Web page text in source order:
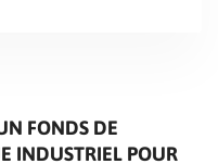
FONDS DE
INDUSTRIEL POUR